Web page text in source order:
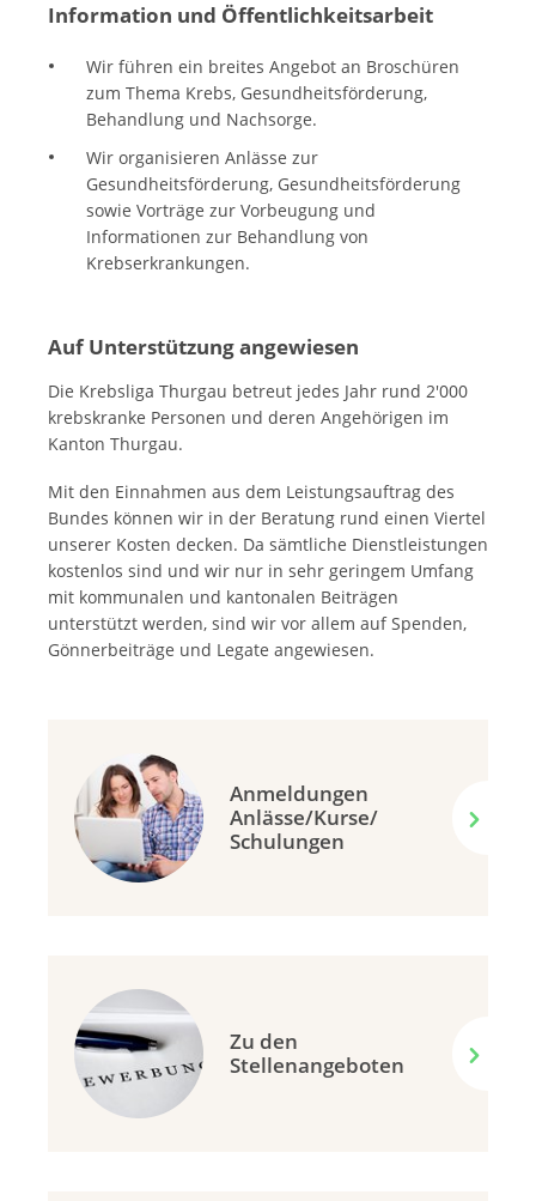
Information und Öffentlichkeitsarbeit
Wir führen ein breites Angebot an Broschüren
zum Thema Krebs, Gesundheitsförderung,
Behandlung und Nachsorge.
Wir organisieren Anlässe zur
Gesundheitsförderung, Gesundheitsförderung
sowie Vorträge zur Vorbeugung und
Informationen zur Behandlung von
Krebserkrankungen.
Auf Unterstützung angewiesen
Die Krebsliga Thurgau betreut jedes Jahr rund 2'000
krebskranke Personen und deren Angehörigen im
Kanton Thurgau.
Mit den Einnahmen aus dem Leistungsauftrag des
Bundes können wir in der Beratung rund einen Viertel
unserer Kosten decken. Da sämtliche Dienstleistungen
kostenlos sind und wir nur in sehr geringem Umfang
mit kommunalen und kantonalen Beiträgen
unterstützt werden, sind wir vor allem auf Spenden,
Gönnerbeiträge und Legate angewiesen.
Anmeldungen
Anlässe/Kurse/
Schulungen
Zu den
Stellenangeboten